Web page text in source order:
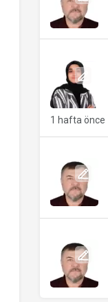
1 hafta önce